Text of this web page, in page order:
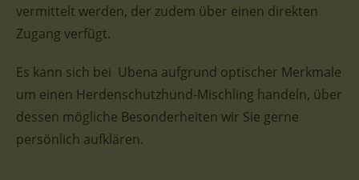
vermittelt werden, der zudem über einen direkten
Zugang verfügt.
Es kann sich bei Ubena aufgrund optischer Merkmale
um einen Herdenschutzhund-Mischling handeln, über
dessen mögliche Besonderheiten wir Sie gerne
persönlich aufklären.